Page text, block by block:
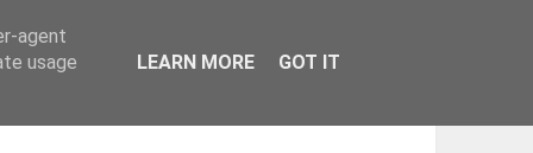
RÉGIMEN - MONARQUÍA
agent
usage
LEARN MORE GOT IT